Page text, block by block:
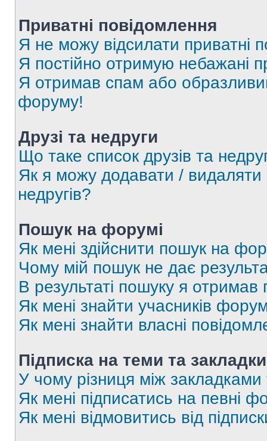
Приватні повідомлення
Я не можу відсилати приватні
Я постійно отримую небажані
Я отримав спам або
форуму!
Друзі та недруги
Що таке список друзів та
Як я можу додавати / видаляти
недругів?
Пошук на форумі
Як мені здійснити пошук на
Чому мій пошук не дає
В результаті пошуку я отримав
Як мені знайти учасників
Як мені знайти власні
Підписка на теми та закладки
У чому різниця між закладками
Як мені підписатись на певні
Як мені відмовитись від